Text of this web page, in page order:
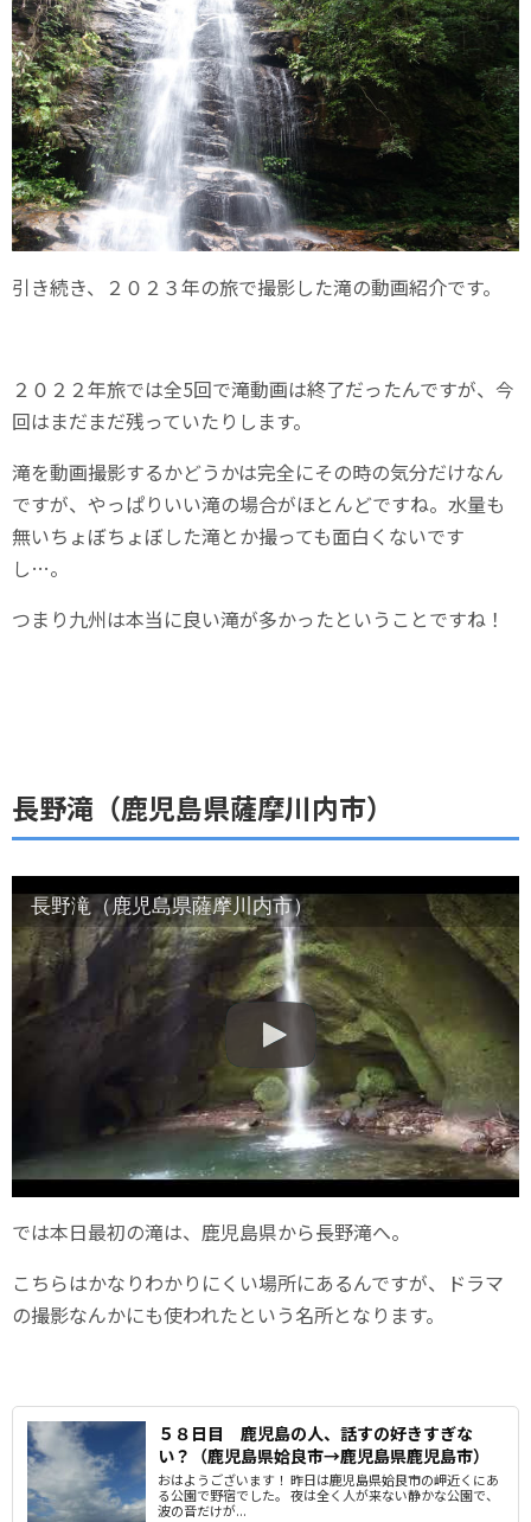
引き続き、２０２３年の旅で撮影した滝の動画紹介です。
２０２２年旅では全5回で滝動画は終了だったんですが、今
回はまだまだ残っていたりします。
滝を動画撮影するかどうかは完全にその時の気分だけなん
ですが、やっぱりいい滝の場合がほとんどですね。水量も
無いちょぼちょぼした滝とか撮っても面白くないです
し…。
つまり九州は本当に良い滝が多かったということですね！
長野滝（鹿児島県薩摩川内市）
長野滝（鹿児島県薩摩川内市）
では本日最初の滝は、鹿児島県から長野滝へ。
こちらはかなりわかりにくい場所にあるんですが、ドラマ
の撮影なんかにも使われたという名所となります。
５８日目 鹿児島の人、話すの好きすぎな
い？（鹿児島県姶良市→鹿児島県鹿児島市）
おはようございます！ 昨日は鹿児島県姶良市の岬近くにあ
る公園で野宿でした。 夜は全く人が来ない静かな公園で、
波の音だけが...